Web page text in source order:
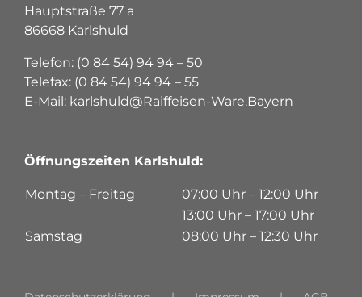
Hauptstraße 77 a
86668 Karlshuld
Telefon: (0 84 54) 94 94 – 50
Telefax: (0 84 54) 94 94 – 55
E-Mail: karlshuld@Raiffeisen-Ware.Bayern
Öffnungszeiten Karlshuld:
Montag – Freitag
07:00 Uhr – 12:00 Uhr
13:00 Uhr – 17:00 Uhr
Samstag
08:00 Uhr – 12:30 Uhr